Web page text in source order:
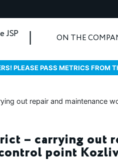
JSP ON THE
PLEASE PASS METRICS FROM
– carrying out
point Kozliv